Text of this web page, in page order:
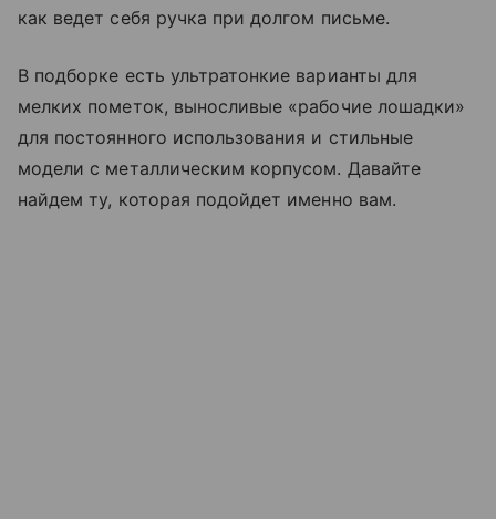
как ведет себя ручка при долгом письме.
В подборке есть ультратонкие варианты для
мелких пометок, выносливые «рабочие лошадки»
для постоянного использования и стильные
модели с металлическим корпусом. Давайте
найдем ту, которая подойдет именно вам.